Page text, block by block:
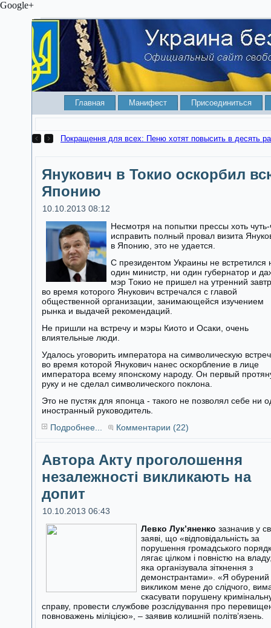
Google+
Главная Манифест Присоединиться
Покращення для всех: Пеню хотят повысить в десять
Янукович в Токио оскорбил
Японию
10.10.2013 08:12
Несмотря на попытки прессы хоть чуть-
исправить полный провал визита
в Японию, это не удается.
С президентом Украины не встретился
один министр, ни один губернатор и
мэр Токио не пришел на утренний
во время которого Янукович встречался с главой
общественной организации, занимающейся изучением
рынка и выдачей рекомендаций.
Не пришли на встречу и мэры Киото и Осаки, очень
влиятельные люди.
Удалось уговорить императора на символическую
во время которой Янукович нанес оскорбление в лице
императора всему японскому народу. Он первый
руку и не сделал символического поклона.
Это не пустяк для японца - такого не позволял себе ни
иностранный руководитель.
Подробнее...
Комментарии (22)
Автора Акту проголошення
незалежності викликають на
допит
10.10.2013 06:43
Левко Лук’яненко зазначив у
заяві, що «відповідальність за
порушення громадського
лягає цілком і повністю на
яка організувала зіткнення з
демонстрантами». «Я обурений
викликом мене до слідчого,
скасувати порушену
справу, провести службове розслідування про
повноважень міліцією», – заявив колишній політв’язень.